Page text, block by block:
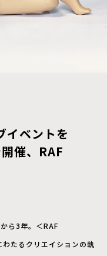
イベントを
催、RAF
ら3年。＜RAF
たるクリエイションの軌